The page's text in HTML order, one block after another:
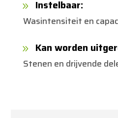
9 Instelbaar:
Wasintensiteit en
9 Kan worden
Stenen en drijvende